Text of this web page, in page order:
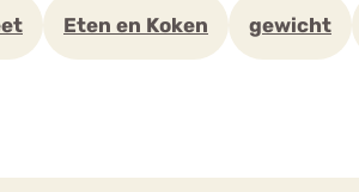
Eten en Koken gewicht